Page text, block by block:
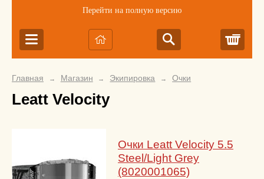
Перейти на полную версию
Главная → Магазин → Экипировка → Очки
Leatt Velocity
Очки Leatt Velocity 5.5
Steel/Light Grey
(8020001065)